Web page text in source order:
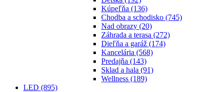
Kúpeľňa (136)
Chodba a schodisko (745)
Nad obrazy (20)
Záhrada a terasa (272)
Dieľňa a garáž (174)
Kancelária (568)
Predajňa (143)
Sklad a hala (91)
Wellness (189)
LED (895)